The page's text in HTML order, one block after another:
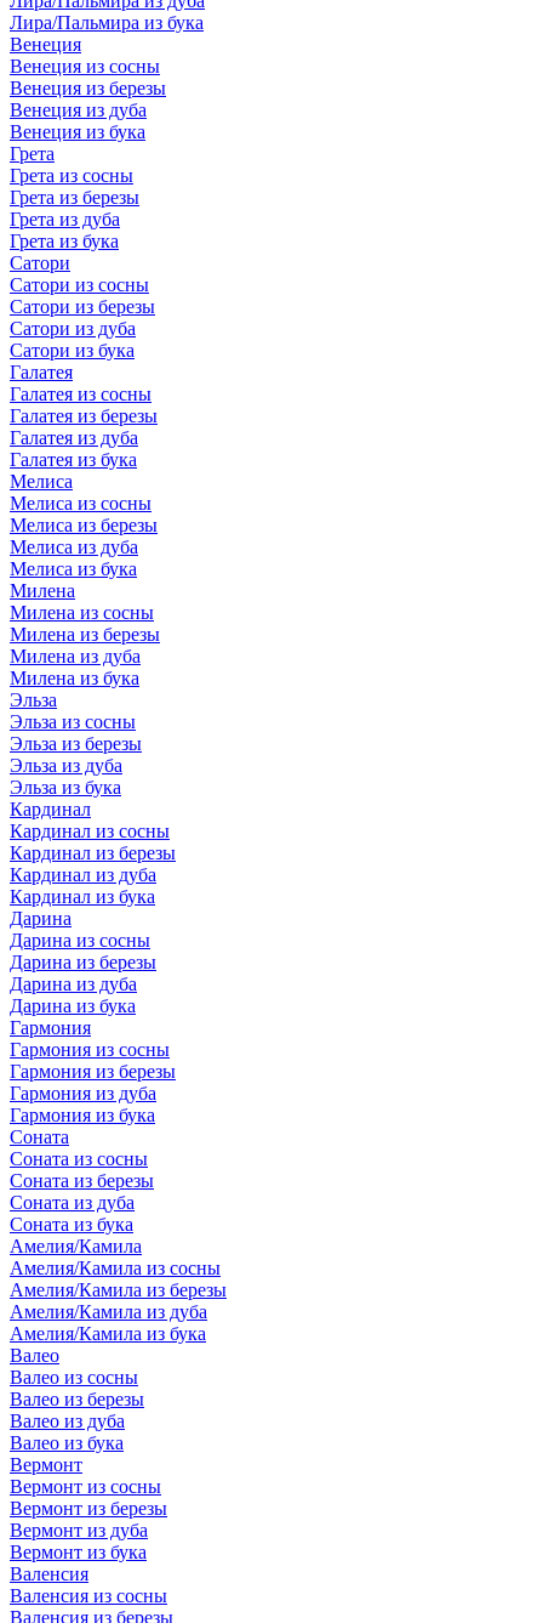
Лира/Пальмира из бука
Венеция
Венеция из сосны
Венеция из березы
Венеция из дуба
Венеция из бука
Грета
Грета из сосны
Грета из березы
Грета из дуба
Грета из бука
Сатори
Сатори из сосны
Сатори из березы
Сатори из дуба
Сатори из бука
Галатея
Галатея из сосны
Галатея из березы
Галатея из дуба
Галатея из бука
Мелиса
Мелиса из сосны
Мелиса из березы
Мелиса из дуба
Мелиса из бука
Милена
Милена из сосны
Милена из березы
Милена из дуба
Милена из бука
Эльза
Эльза из сосны
Эльза из березы
Эльза из дуба
Эльза из бука
Кардинал
Кардинал из сосны
Кардинал из березы
Кардинал из дуба
Кардинал из бука
Дарина
Дарина из сосны
Дарина из березы
Дарина из дуба
Дарина из бука
Гармония
Гармония из сосны
Гармония из березы
Гармония из дуба
Гармония из бука
Соната
Соната из сосны
Соната из березы
Соната из дуба
Соната из бука
Амелия/Камила
Амелия/Камила из сосны
Амелия/Камила из березы
Амелия/Камила из дуба
Амелия/Камила из бука
Валео
Валео из сосны
Валео из березы
Валео из дуба
Валео из бука
Вермонт
Вермонт из сосны
Вермонт из березы
Вермонт из дуба
Вермонт из бука
Валенсия
Валенсия из сосны
Валенсия из березы